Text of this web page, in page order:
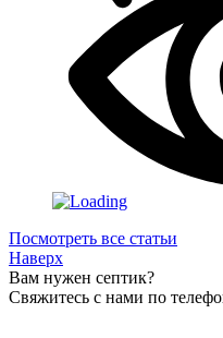
Посмотреть все статьи
Наверх
Вам нужен септик?
Свяжитесь с нами по